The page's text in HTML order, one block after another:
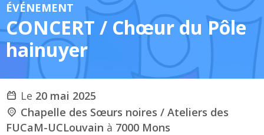
ÉVÉNEMENT
CONCERT / Chœur du Pôle
hainuyer
Le 20 mai 2025
Chapelle des Sœurs noires / Ateliers des
FUCaM-UCLouvain à 7000 Mons